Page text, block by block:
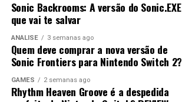
Sonic Backrooms: A versão do Sonic.EXE
que vai te salvar
ANÁLISE 3 semanas ago
Quem deve comprar a nova versão de
Sonic Frontiers para Nintendo Switch 2?
GAMES 2 semanas ago
Rhythm Heaven Groove é a despedida